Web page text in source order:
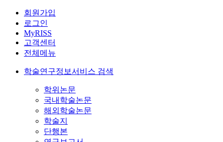
회원가입
로그인
MyRISS
고객센터
전체메뉴
학술연구정보서비스 검색
학위논문
국내학술논문
해외학술논문
학술지
단행본